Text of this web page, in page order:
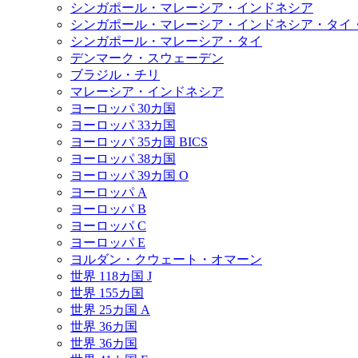
シンガポール・マレーシア・インドネシア
シンガポール・マレーシア・インドネシア・タイ
シンガポール・マレーシア・タイ
デンマーク・スウェーデン
ブラジル・チリ
マレーシア・インドネシア
ヨーロッパ 30カ国
ヨーロッパ 33カ国
ヨーロッパ 35カ国 BICS
ヨーロッパ 38カ国
ヨーロッパ 39カ国 O
ヨーロッパ A
ヨーロッパ B
ヨーロッパ C
ヨーロッパ E
ヨルダン・クウェート・オマーン
世界 118カ国 J
世界 155カ国
世界 25カ国 A
世界 36カ国
世界 36カ国